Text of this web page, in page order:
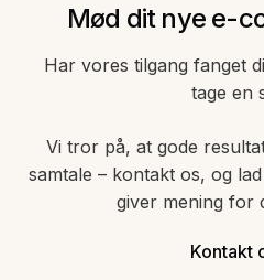
Mød dit nye e-
Har vores tilgang fanget
tage en
Vi tror på, at gode
samtale – kontakt os, og
giver mening for
Kontakt